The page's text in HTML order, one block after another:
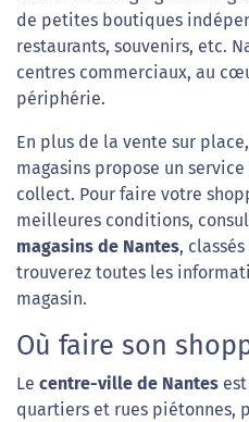
de petites boutiques
restaurants, souvenirs, etc.
centres commerciaux, au
périphérie.
En plus de la vente sur
magasins propose un
collect. Pour faire votre
meilleures conditions,
magasins de Nantes,
trouverez toutes les
magasin.
Où faire son
Le centre-ville de Nantes
quartiers et rues piétonnes,